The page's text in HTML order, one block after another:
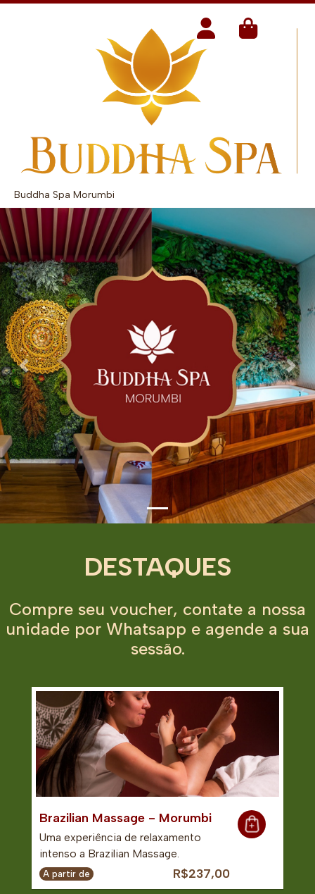
Buddha Spa Morumbi
Previous Next
DESTAQUES
Compre seu voucher, contate a nossa
unidade por Whatsapp e agende a sua
sessão.
Brazilian Massage - Morumbi
Uma experiência de relaxamento
intenso a Brazilian Massage.
A partir de R$237,00